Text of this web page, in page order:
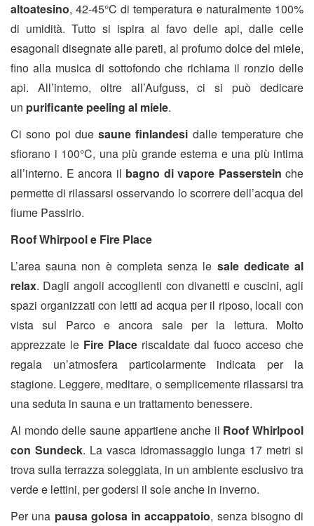
altoatesino, 42-45°C di temperatura e naturalmente 100%
di umidità. Tutto si ispira al favo delle api, dalle celle
esagonali disegnate alle pareti, al profumo dolce del miele,
fino alla musica di sottofondo che richiama il ronzio delle
api. All’interno, oltre all’Aufguss, ci si può dedicare
un purificante peeling al miele.
Ci sono poi due saune finlandesi dalle temperature che
sfiorano i 100°C, una più grande esterna e una più intima
all’interno. E ancora il bagno di vapore Passerstein che
permette di rilassarsi osservando lo scorrere dell’acqua del
fiume Passirio.
Roof Whirpool e Fire Place
L’area sauna non è completa senza le sale dedicate al
relax. Dagli angoli accoglienti con divanetti e cuscini, agli
spazi organizzati con letti ad acqua per il riposo, locali con
vista sul Parco e ancora sale per la lettura. Molto
apprezzate le Fire Place riscaldate dal fuoco acceso che
regala un’atmosfera particolarmente indicata per la
stagione. Leggere, meditare, o semplicemente rilassarsi tra
una seduta in sauna e un trattamento benessere.
Al mondo delle saune appartiene anche il Roof Whirlpool
con Sundeck. La vasca idromassaggio lunga 17 metri si
trova sulla terrazza soleggiata, in un ambiente esclusivo tra
verde e lettini, per godersi il sole anche in inverno.
Per una pausa golosa in accappatoio, senza bisogno di